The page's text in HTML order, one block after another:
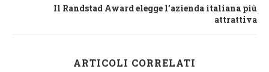
Il Randstad Award elegge l’azienda italiana più
attrattiva
ARTICOLI CORRELATI